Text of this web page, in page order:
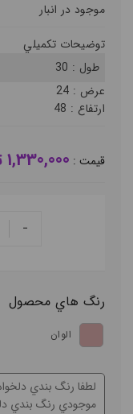
موجود در انبار
توضيحات تکميلي
طول :
عرض :
ارتفاع :
قيمت : 1,330,000 تومان
-
رنگ هاي محصول
الوان